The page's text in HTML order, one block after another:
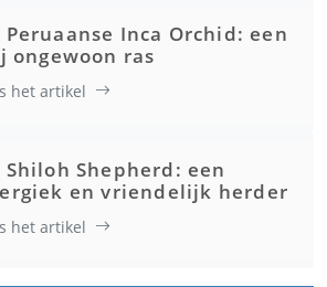
Peruaanse Inca Orchid: een
ongewoon ras
het artikel
Shiloh Shepherd: een
en vriendelijk herder
het artikel